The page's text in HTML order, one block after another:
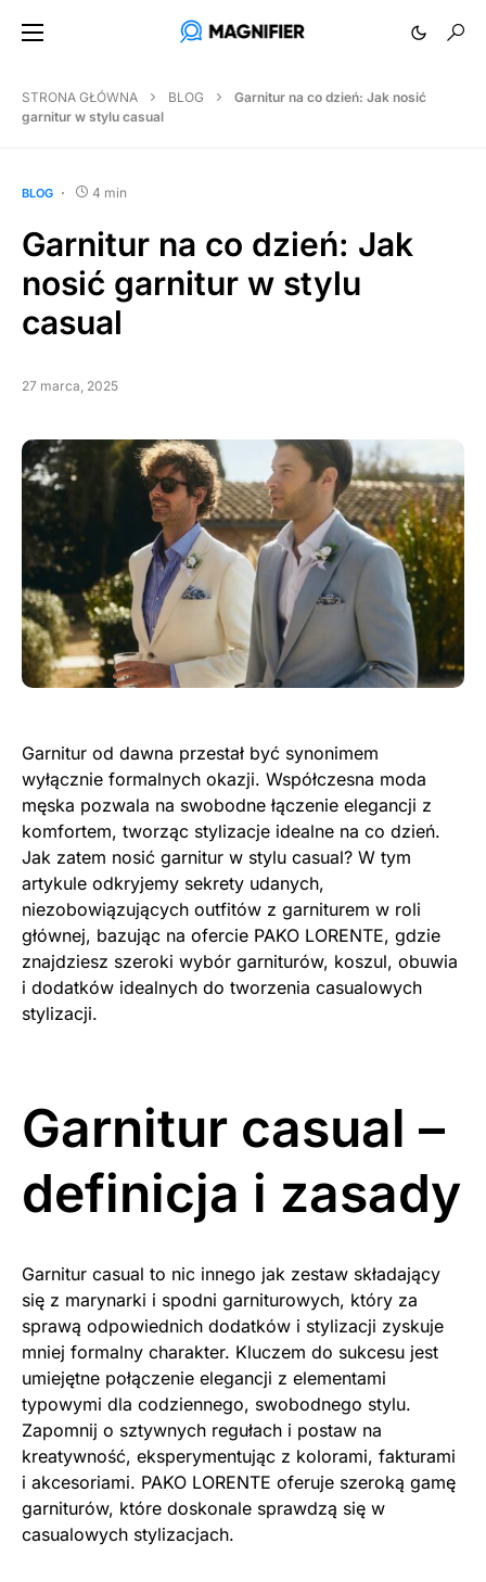
STRONA GŁÓWNA BLOG
Garnitur na co dzień: Jak nosić
garnitur w stylu casual
BLOG 4 min
Garnitur na co dzień: Jak
nosić garnitur w stylu
casual
27 marca, 2025
Garnitur od dawna przestał być synonimem
wyłącznie formalnych okazji. Współczesna moda
męska pozwala na swobodne łączenie elegancji z
komfortem, tworząc stylizacje idealne na co dzień.
Jak zatem nosić garnitur w stylu casual? W tym
artykule odkryjemy sekrety udanych,
niezobowiązujących outfitów z garniturem w roli
głównej, bazując na ofercie PAKO LORENTE, gdzie
znajdziesz szeroki wybór garniturów, koszul, obuwia
i dodatków idealnych do tworzenia casualowych
stylizacji.
Garnitur casual –
definicja i zasady
Garnitur casual to nic innego jak zestaw składający
się z marynarki i spodni garniturowych, który za
sprawą odpowiednich dodatków i stylizacji zyskuje
mniej formalny charakter. Kluczem do sukcesu jest
umiejętne połączenie elegancji z elementami
typowymi dla codziennego, swobodnego stylu.
Zapomnij o sztywnych regułach i postaw na
kreatywność, eksperymentując z kolorami, fakturami
i akcesoriami. PAKO LORENTE oferuje szeroką gamę
garniturów, które doskonale sprawdzą się w
casualowych stylizacjach.